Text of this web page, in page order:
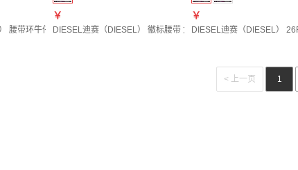
腰带环牛仔裤 男士 图色00C06R0DBEJ 20 | 38
￥
DIESEL迪赛（DIESEL） 徽标腰带 女士 图色X09716P1245 95
￥
DIESEL迪赛（DIESEL）
< 上一页 1